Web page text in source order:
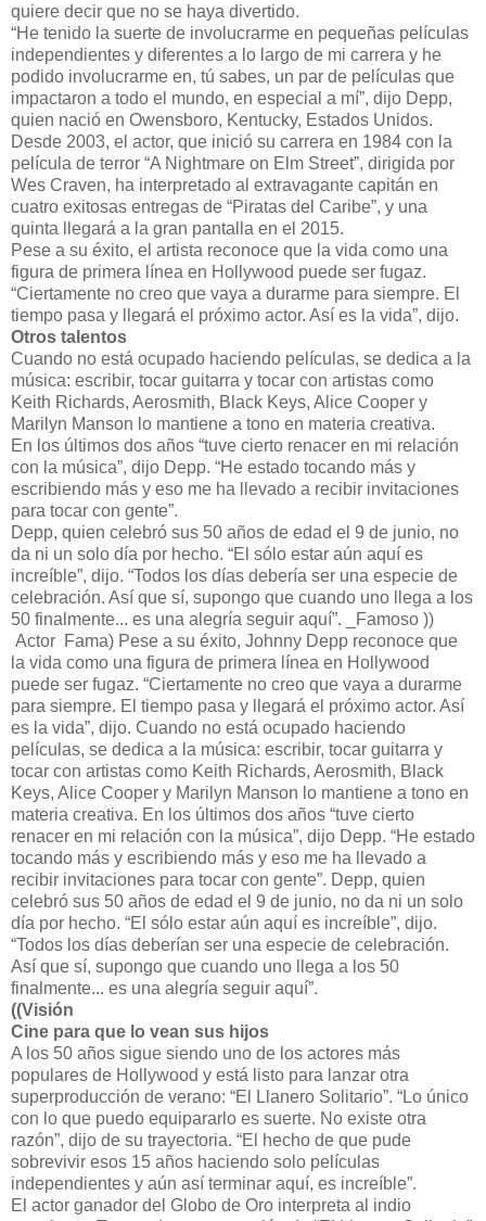
quiere decir que no se haya divertido.
“He tenido la suerte de involucrarme en pequeñas películas
independientes y diferentes a lo largo de mi carrera y he
podido involucrarme en, tú sabes, un par de películas que
impactaron a todo el mundo, en especial a mí”, dijo Depp,
quien nació en Owensboro, Kentucky, Estados Unidos.
Desde 2003, el actor, que inició su carrera en 1984 con la
película de terror “A Nightmare on Elm Street”, dirigida por
Wes Craven, ha interpretado al extravagante capitán en
cuatro exitosas entregas de “Piratas del Caribe”, y una
quinta llegará a la gran pantalla en el 2015.
Pese a su éxito, el artista reconoce que la vida como una
figura de primera línea en Hollywood puede ser fugaz.
“Ciertamente no creo que vaya a durarme para siempre. El
tiempo pasa y llegará el próximo actor. Así es la vida”, dijo.
Otros talentos
Cuando no está ocupado haciendo películas, se dedica a la
música: escribir, tocar guitarra y tocar con artistas como
Keith Richards, Aerosmith, Black Keys, Alice Cooper y
Marilyn Manson lo mantiene a tono en materia creativa.
En los últimos dos años “tuve cierto renacer en mi relación
con la música”, dijo Depp. “He estado tocando más y
escribiendo más y eso me ha llevado a recibir invitaciones
para tocar con gente”.
Depp, quien celebró sus 50 años de edad el 9 de junio, no
da ni un solo día por hecho. “El sólo estar aún aquí es
increíble”, dijo. “Todos los días debería ser una especie de
celebración. Así que sí, supongo que cuando uno llega a los
50 finalmente... es una alegría seguir aquí”. _Famoso ))
Actor Fama) Pese a su éxito, Johnny Depp reconoce que
la vida como una figura de primera línea en Hollywood
puede ser fugaz. “Ciertamente no creo que vaya a durarme
para siempre. El tiempo pasa y llegará el próximo actor. Así
es la vida”, dijo. Cuando no está ocupado haciendo
películas, se dedica a la música: escribir, tocar guitarra y
tocar con artistas como Keith Richards, Aerosmith, Black
Keys, Alice Cooper y Marilyn Manson lo mantiene a tono en
materia creativa. En los últimos dos años “tuve cierto
renacer en mi relación con la música”, dijo Depp. “He estado
tocando más y escribiendo más y eso me ha llevado a
recibir invitaciones para tocar con gente”. Depp, quien
celebró sus 50 años de edad el 9 de junio, no da ni un solo
día por hecho. “El sólo estar aún aquí es increíble”, dijo.
“Todos los días deberían ser una especie de celebración.
Así que sí, supongo que cuando uno llega a los 50
finalmente... es una alegría seguir aquí”.
((Visión
Cine para que lo vean sus hijos
A los 50 años sigue siendo uno de los actores más
populares de Hollywood y está listo para lanzar otra
superproducción de verano: “El Llanero Solitario”. “Lo único
con lo que puedo equipararlo es suerte. No existe otra
razón”, dijo de su trayectoria. “El hecho de que pude
sobrevivir esos 15 años haciendo solo películas
independientes y aún así terminar aquí, es increíble”.
El actor ganador del Globo de Oro interpreta al indio